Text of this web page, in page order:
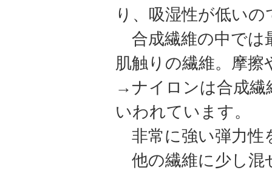
り、吸湿性が低い
合成繊維の中では
肌触りの繊維。摩
→ナイロンは合成繊
いわれています。
非常に強い弾力
他の繊維に少し混